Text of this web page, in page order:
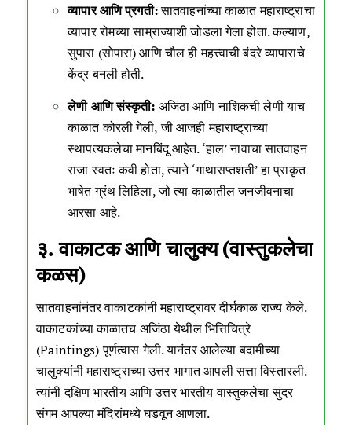
व्यापार आणि प्रगती:सातवाहनांच्या काळात महाराष्ट्राचा
व्यापार रोमच्या साम्राज्याशी जोडला गेला होता. कल्याण,
सुपारा (सोपारा) आणि चौल ही महत्त्वाची बंदरे व्यापाराचे
केंद्र बनली होती.
लेणी आणि संस्कृती: अजिंठा आणि नाशिकची लेणी याच
काळात कोरली गेली, जी आजही महाराष्ट्राच्या
स्थापत्यकलेचा मानबिंदू आहेत. ‘हाल’ नावाचा सातवाहन
राजा स्वतः कवी होता, त्याने ‘गाथासप्तशती’ हा प्राकृत
भाषेत ग्रंथ लिहिला, जो त्या काळातील जनजीवनाचा
आरसा आहे.
३. वाकाटक आणि चालुक्य (वास्तुकलेचा
कळस)
सातवाहनांनंतर वाकाटकांनी महाराष्ट्रावर दीर्घकाळ राज्य केले.
वाकाटकांच्या काळातच अजिंठा येथील भित्तिचित्रे
(Paintings) पूर्णत्वास गेली. यानंतर आलेल्या बदामीच्या
चालुक्यांनी महाराष्ट्राच्या उत्तर भागात आपली सत्ता विस्तारली.
त्यांनी दक्षिण भारतीय आणि उत्तर भारतीय वास्तुकलेचा सुंदर
संगम आपल्या मंदिरांमध्ये घडवून आणला.